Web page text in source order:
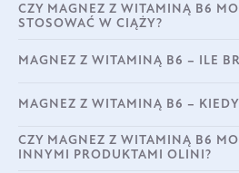
CZY MAGNEZ Z WITAMINĄ B6
STOSOWAĆ W CIĄŻY?
MAGNEZ Z WITAMINĄ B6 – ILE
MAGNEZ Z WITAMINĄ B6 – KIEDY
CZY MAGNEZ Z WITAMINĄ B6
INNYMI PRODUKTAMI OLINI?